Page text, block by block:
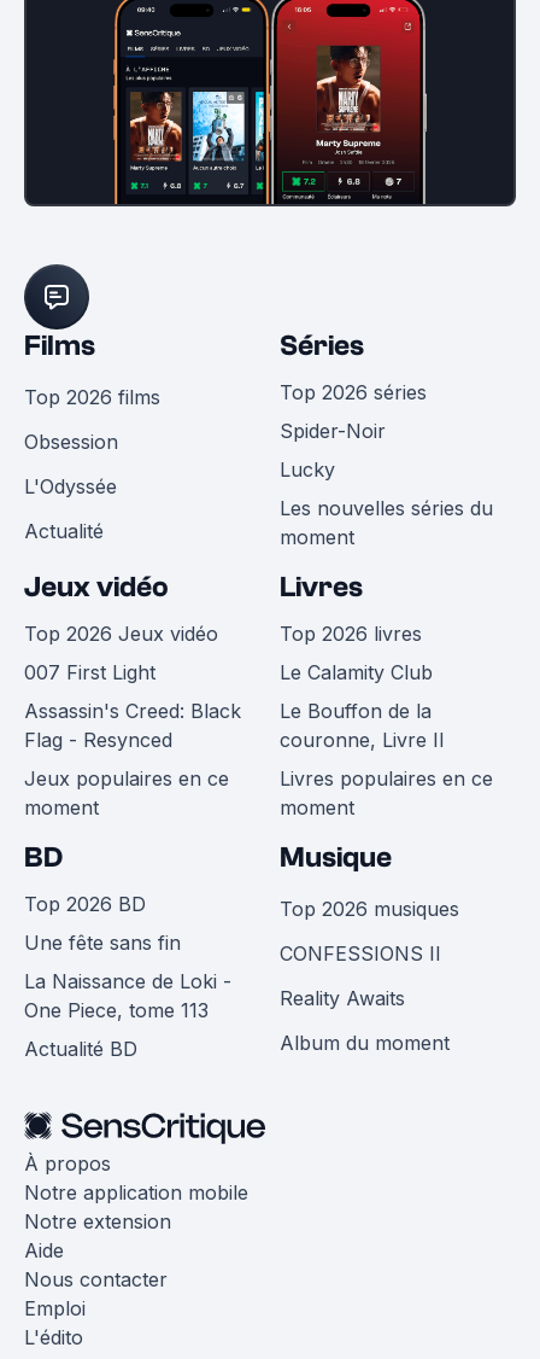
Films
Top 2026 films
Obsession
L'Odyssée
Actualité
Séries
Top 2026 séries
Spider-Noir
Lucky
Les nouvelles séries du
moment
Jeux vidéo
Top 2026 Jeux vidéo
007 First Light
Assassin's Creed: Black
Flag - Resynced
Jeux populaires en ce
moment
Livres
Top 2026 livres
Le Calamity Club
Le Bouffon de la
couronne, Livre II
Livres populaires en ce
moment
BD
Top 2026 BD
Une fête sans fin
La Naissance de Loki -
One Piece, tome 113
Actualité BD
Musique
Top 2026 musiques
CONFESSIONS II
Reality Awaits
Album du moment
À propos
Notre application mobile
Notre extension
Aide
Nous contacter
Emploi
L'édito